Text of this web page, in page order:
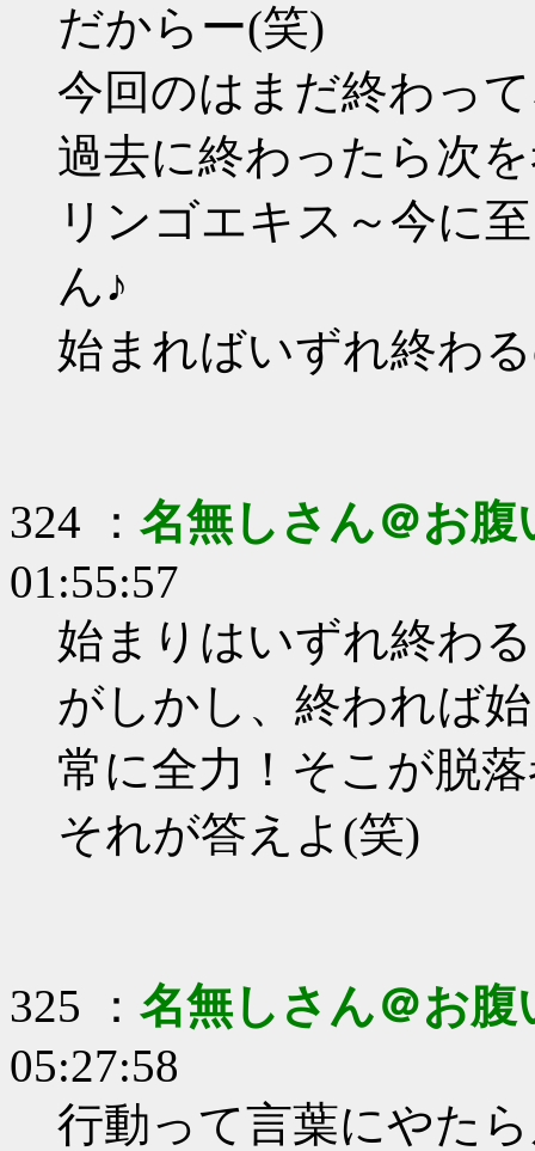
だからー(笑)
今回のはまだ終わっ
過去に終わったら次
リンゴエキス～今に
ん♪
始まればいずれ終わ
324 ： 名無しさん＠お腹
01:55:57
始まりはいずれ終わ
がしかし、終われば
常に全力！そこが脱
それが答えよ(笑)
325 ： 名無しさん＠お腹
05:27:58
行動って言葉にやた